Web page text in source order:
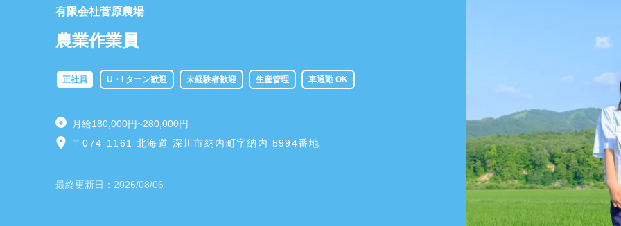
有限会社菅原農場
農業作業員
正社員 U・I ターン歓迎 未経験者歓迎 生産管理 車通勤 OK
月給180,000円~280,000円
〒074-1161 北海道 深川市納内町字納内 5994番地
最終更新日： 2026/08/06